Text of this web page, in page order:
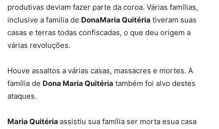
produtivas deviam fazer parte da coroa. Várias famílias,
inclusive a família de DonaMaria Quitéria tiveram suas
casas e terras todas confiscadas, o que deu origem a
várias revoluções.
Houve assaltos a várias casas, massacres e mortes. A
família de Dona Maria Quitéria também foi alvo destes
ataques.
Maria Quitéria assistiu sua família ser morta esua casa